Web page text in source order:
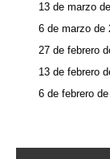
13 de marzo
6 de marzo de
27 de febrero
13 de febrero
6 de febrero